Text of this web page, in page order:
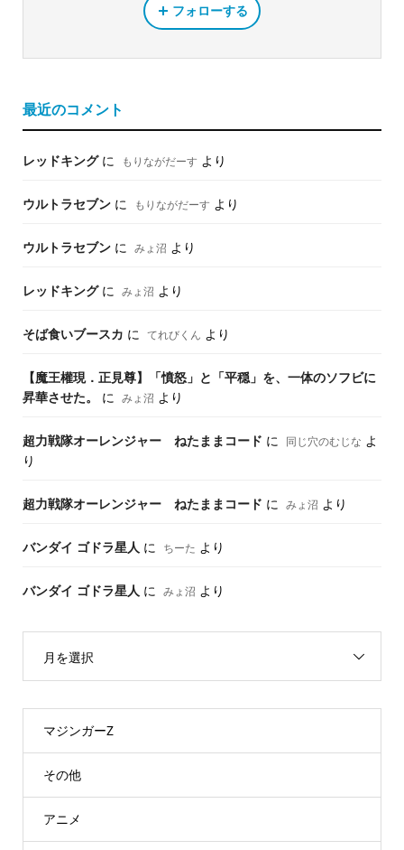
フォローする
最近のコメント
レッドキングに もりながだーす より
ウルトラセブンに もりながだーす より
ウルトラセブンに みょ沼 より
レッドキングに みょ沼 より
そば食いブースカ に てれびくん より
【魔王權現．正見尊】「憤怒」と「平穏」を、一体のソフビに
昇華させた。
に みょ沼 より
超力戦隊オーレンジャー ねたままコード に 同じ穴のむじな よ
り
超力戦隊オーレンジャー ねたままコード に みょ沼 より
バンダイ ゴドラ星人 に ちーた より
バンダイ ゴドラ星人 に みょ沼 より
月を選択
マジンガーZ
その他
アニメ